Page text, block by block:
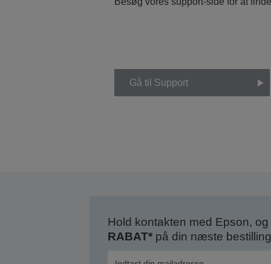
Gå til Support
Hold kontakten med Epson,
RABAT*på din næste